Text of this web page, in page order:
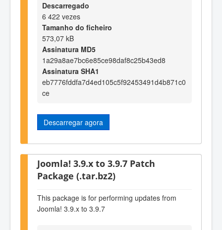
Descarregado
6 422 vezes
Tamanho do ficheiro
573,07 kB
Assinatura MD5
1a29a8ae7bc6e85ce98daf8c25b43ed8
Assinatura SHA1
eb7776fddfa7d4ed105c5f92453491d4b871c0
ce
Descarregar agora
Joomla! 3.9.x to 3.9.7 Patch
Package (.tar.bz2)
This package is for performing updates from
Joomla! 3.9.x to 3.9.7